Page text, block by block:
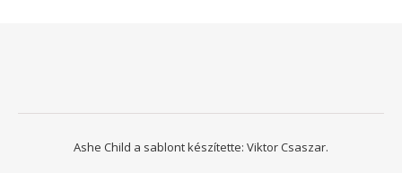
Ashe Child a sablont készítette: Viktor Csaszar.